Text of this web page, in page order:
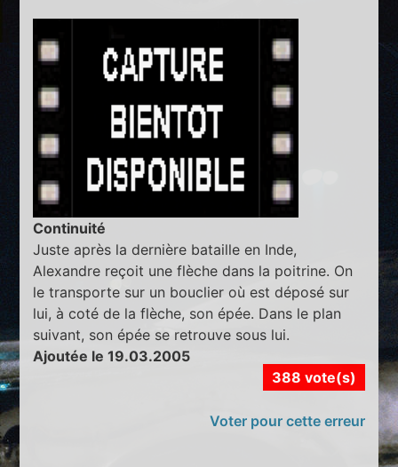
Continuité
Juste après la dernière bataille en Inde,
Alexandre reçoit une flèche dans la poitrine. On
le transporte sur un bouclier où est déposé sur
lui, à coté de la flèche, son épée. Dans le plan
suivant, son épée se retrouve sous lui.
Ajoutée le 19.03.2005
388 vote(s)
Voter pour cette erreur